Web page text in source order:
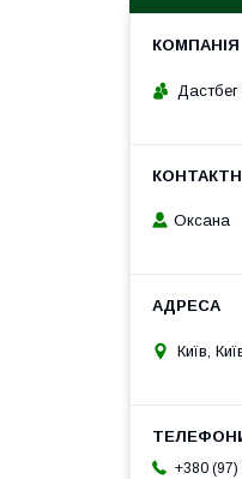
Оксана
Київ,
+380 (97)